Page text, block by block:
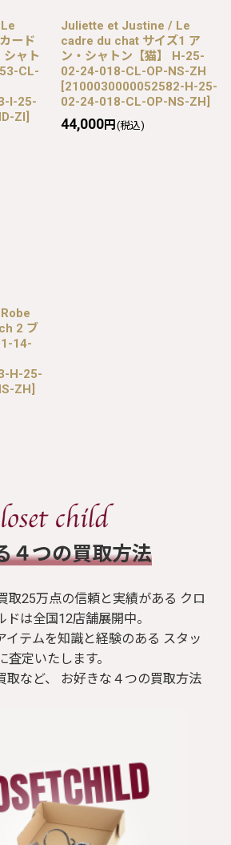
ード
ャト
CL-
I-25-
ZI]
Juliette et Justine / Le
cadre du chat サイズ1 ア
ン・シャトン【猫】 H-25-
02-24-018-CL-OP-NS-ZH
[2100030000052582-H-25-
02-24-018-CL-OP-NS-ZH]
44,000円 (税込)
2 ブ
14-
H-25-
ZH]
４つの買取方法
取25万点の信頼と実績がある クロ
ドは全国12店舗展開中。
イテムを知識と経験のある スタッ
査定いたします。
取など、 お好きな４つの買取方法